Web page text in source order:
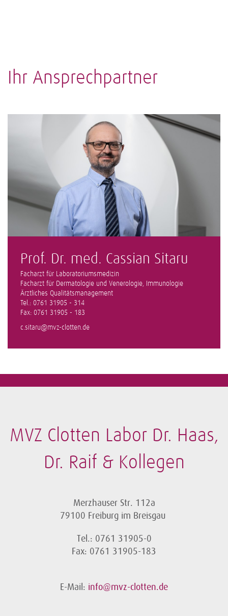
Ihr Ansprechpartner
Prof. Dr. med. Cassian Sitaru
Facharzt für Laboratoriumsmedizin
Facharzt für Dermatologie und Venerologie, Immunologie
Ärztliches Qualitätsmanagement
Tel.: 0761 31905 - 314
Fax: 0761 31905 - 183
c.sitaru@mvz-clotten.de
MVZ Clotten Labor Dr. Haas,
Dr. Raif & Kollegen
Merzhauser Str. 112a
79100 Freiburg im Breisgau
Tel.: 0761 31905-0
Fax: 0761 31905-183
E-Mail: info@mvz-clotten.de